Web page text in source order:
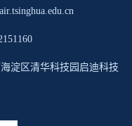
淀区清华科技园启迪科技